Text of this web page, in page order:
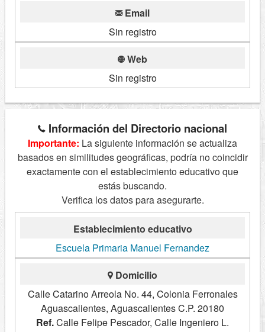
Email
Sin registro
Web
Sin registro
Información del Directorio nacional
Importante: La siguiente información se actualiza
basados en similitudes geográficas, podría no coincidir
exactamente con el establecimiento educativo que
estás buscando.
Verifica los datos para asegurarte.
Establecimiento educativo
Escuela Primaria Manuel Fernandez
Domicilio
Calle Catarino Arreola No. 44, Colonia Ferronales
Aguascalientes, Aguascalientes C.P. 20180
Ref.Calle Felipe Pescador, Calle Ingeniero L.